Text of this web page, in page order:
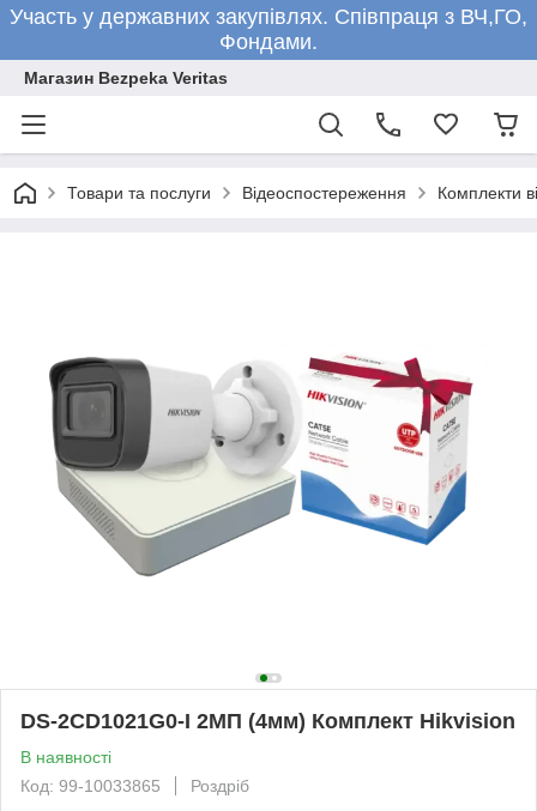
Участь у державних закупівлях. Співпраця з ВЧ,ГО,
Фондами.
Магазин Bezpeka Veritas
Товари та послуги Відеоспостереження Комплекти
DS-2CD1021G0-I 2МП (4мм) Комплект Hikvision
В наявності
Код: 99-10033865
Роздріб